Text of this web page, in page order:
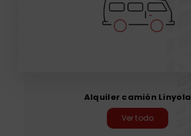
Alquiler camión Linyola
Ver todo